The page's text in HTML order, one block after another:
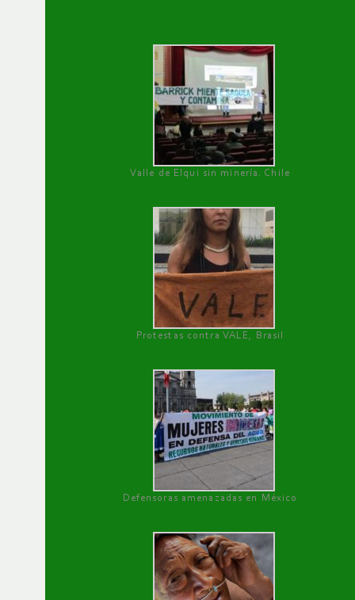
Valle de Elqui sin minería. Chile
Protestas contra VALE, Brasil
Defensoras amenazadas en México